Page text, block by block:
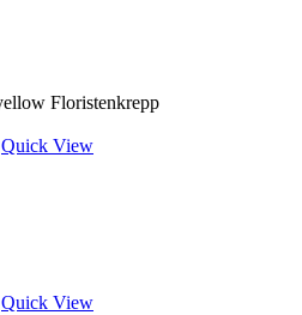
Quick View
Quick View